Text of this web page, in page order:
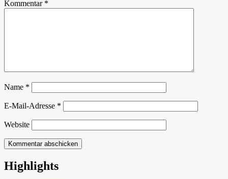
Kommentar *
Name *
E-Mail-Adresse *
Website
Schach in Lauffen
Highlights